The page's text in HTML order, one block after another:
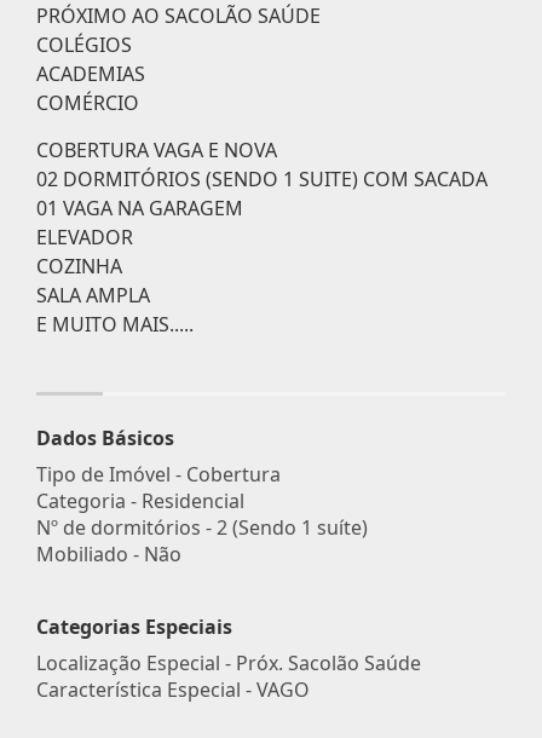
PRÓXIMO AO SACOLÃO SAÚDE
COLÉGIOS
ACADEMIAS
COMÉRCIO
COBERTURA VAGA E NOVA
02 DORMITÓRIOS (SENDO 1 SUITE) COM SACADA
01 VAGA NA GARAGEM
ELEVADOR
COZINHA
SALA AMPLA
E MUITO MAIS.....
Dados Básicos
Tipo de Imóvel - Cobertura
Categoria - Residencial
Nº de dormitórios - 2 (Sendo 1 suíte)
Mobiliado - Não
Categorias Especiais
Localização Especial - Próx. Sacolão Saúde
Característica Especial - VAGO